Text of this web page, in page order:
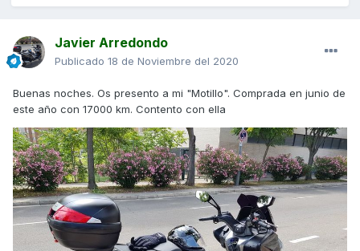
Javier Arredondo
Publicado 18 de Noviembre del 2020
Buenas noches. Os presento a mi "Motillo". Comprada en junio de
este año con 17000 km. Contento con ella